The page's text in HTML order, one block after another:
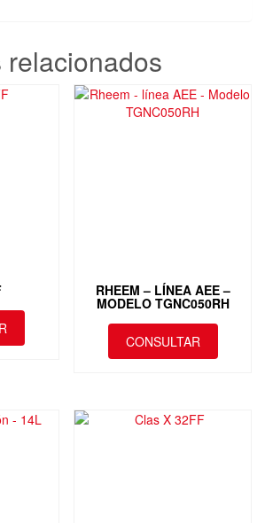
relacionados
RHEEM – LÍNEA AEE –
MODELO TGNC050RH
CONSULTAR